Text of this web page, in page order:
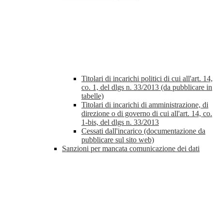
Titolari di incarichi politici di cui all'art. 14,
co. 1, del dlgs n. 33/2013 (da pubblicare in
tabelle)
Titolari di incarichi di amministrazione, di
direzione o di governo di cui all'art. 14, co.
1-bis, del dlgs n. 33/2013
Cessati dall'incarico (documentazione da
pubblicare sul sito web)
Sanzioni per mancata comunicazione dei dati